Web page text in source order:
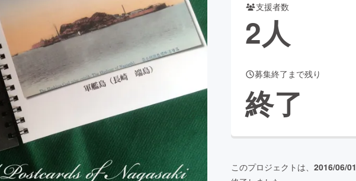
ビューティー・ヘルスケア
CAMPFIRE for Social Good
machi-yaコミュニティ
支援者数
2人
募集終了まで残り
終了
このプロジェクトは、 2016/06/01